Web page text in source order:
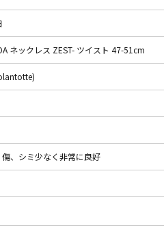
ネックレス ZEST- ツイスト 47-51cm
、シミ少なく非常に良好